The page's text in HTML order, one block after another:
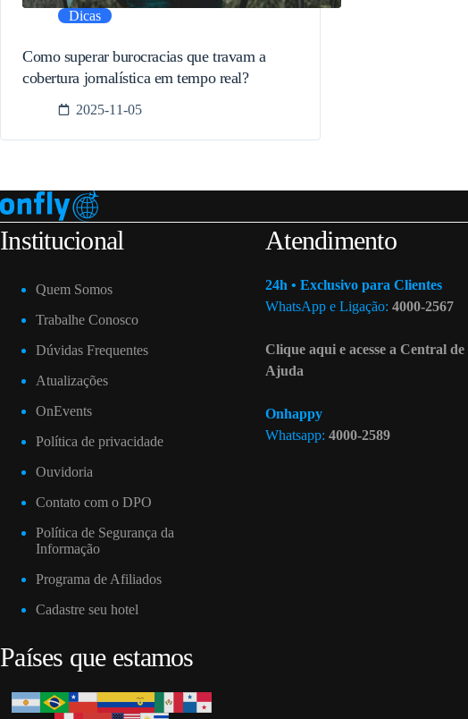
Dicas
Como superar burocracias que travam a
cobertura jornalística em tempo real?
2025-11-05
Institucional
Quem Somos
Trabalhe Conosco
Dúvidas Frequentes
Atualizações
OnEvents
Política de privacidade
Ouvidoria
Contato com o DPO
Política de Segurança da
Informação
Programa de Afiliados
Cadastre seu hotel
Países que estamos
Atendimento
24h • Exclusivo para Clientes
WhatsApp e Ligação: 4000-2567
Clique aqui e acesse a Central de
Ajuda
Onhappy
Whatsapp: 4000-2589